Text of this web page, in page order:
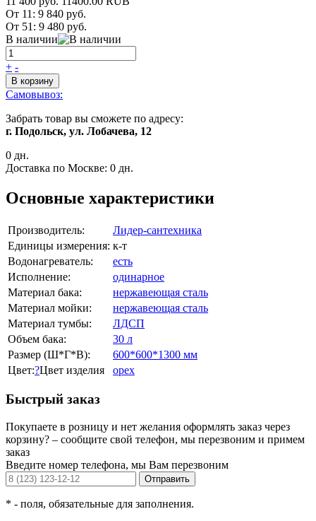
От 11: 9 840 руб.
От 51: 9 480 руб.
В наличии
+ -
В корзину
Самовывоз:
Забрать товар вы сможете по адресу:
г. Подольск, ул. Лобачева, 12
0 дн.
Доставка по Москве: 0 дн.
Основные характеристики
Производитель:
Лидер-сантехника
Единицы измерения: к-т
Водонагреватель:
есть
Исполнение:
одинарное
Материал бака:
нержавеющая сталь
Материал мойки:
нержавеющая сталь
Материал тумбы:
ЛДСП
Объем бака:
30 л
Размер (Ш*Г*В):
600*600*1300 мм
Цвет:?Цвет изделия орех
Быстрый заказ
Покупаете в розницу и нет желания оформлять заказ через
корзину? – сообщите свой телефон, мы перезвоним и примем
заказ
Введите номер телефона, мы Вам перезвоним
Отправить
* - поля, обязательные для заполнения.